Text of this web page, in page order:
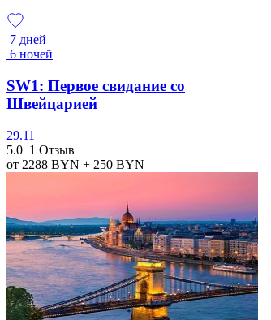
7 дней
6 ночей
SW1: Первое свидание со
Швейцарией
29.11
5.0 1 Отзыв
от 2288 BYN + 250 BYN